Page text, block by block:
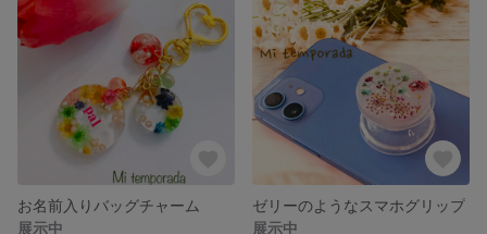
お名前入りバッグチャーム
展示中
ゼリーのようなスマホグリップ
展示中